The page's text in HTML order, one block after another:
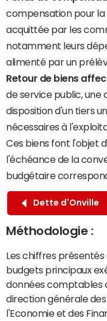
compensation pour la
acquittée par les
notamment leurs
alimenté par un
Retour de biens
de service public,
disposition d'un tiers
nécessaires à
Ces biens font l'objet
l'échéance de la
budgétaire
Dette d'Onville
Méthodologie :
Les chiffres
budgets principaux
données comptables
direction générale
l'Economie et des